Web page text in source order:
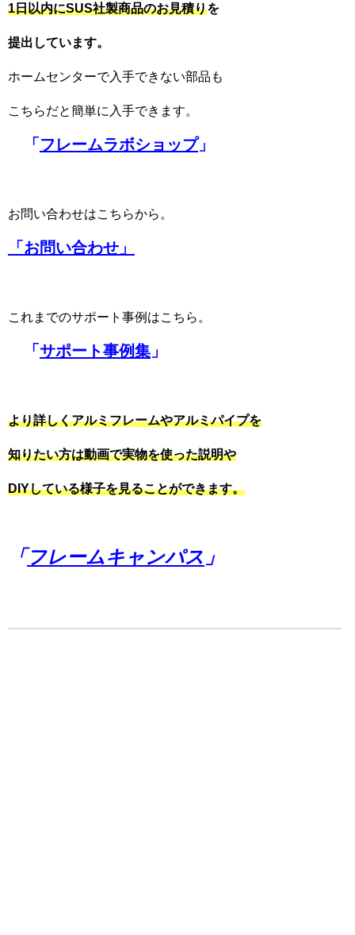
1日以内にSUS社製商品のお見積りを
提出しています。
ホームセンターで入手できない部品も
こちらだと簡単に入手できます。
「フレームラボショップ」
お問い合わせはこちらから。
「お問い合わせ」
これまでのサポート事例はこちら。
「サポート事例集 」
より詳しくアルミフレームやアルミパイプを
知りたい方は動画で実物を使った説明や
DIYしている様子を見ることができます。
「フレームキャンパス 」